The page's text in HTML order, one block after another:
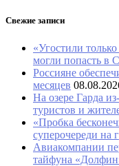
Свежие записи
«Угостили
могли попасть в
Россияне
месяцев
На озере Гарда
туристов и
«Пробка
суперочереди на
Авиакомпании
тайфуна